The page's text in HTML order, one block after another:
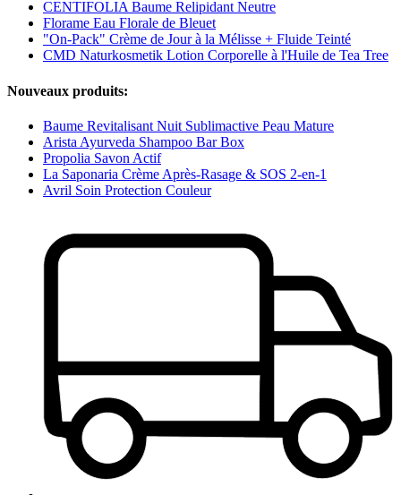
CENTIFOLIA Baume Relipidant Neutre
Florame Eau Florale de Bleuet
"On-Pack" Crème de Jour à la Mélisse + Fluide Teinté
CMD Naturkosmetik Lotion Corporelle à l'Huile de Tea Tree
Nouveaux produits:
Baume Revitalisant Nuit Sublimactive Peau Mature
Arista Ayurveda Shampoo Bar Box
Propolia Savon Actif
La Saponaria Crème Après-Rasage & SOS 2-en-1
Avril Soin Protection Couleur